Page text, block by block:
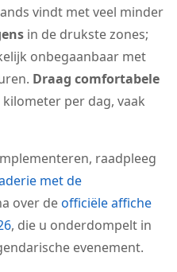
vindt met veel minder
in de drukste zones;
onbegaanbaar met
Draag comfortabele
per dag, vaak
raadpleeg
met de
over deofficiële affiche
, die u onderdompelt in
evenement.